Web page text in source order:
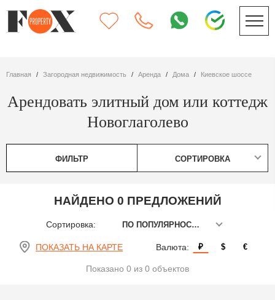
Главная Загородная недвижимость Аренда дома Киевское шоссе
Арендовать элитный дом или коттедж
Новоглаголево
ФИЛЬТР СОРТИРОВКА
НАЙДЕНО 0 ПРЕДЛОЖЕНИЙ
Сортировка: ПО ПОПУЛЯРНОСТИ
ПОКАЗАТЬ НА КАРТЕ Валюта: ₽ $ €
Показано 0 из 0 объектов